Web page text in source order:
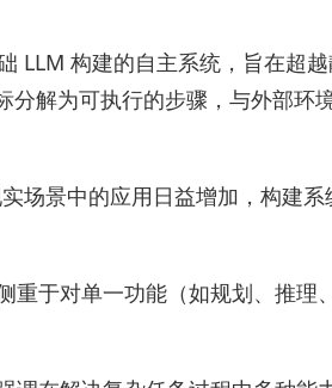
LLM 构建的自主系统，旨在超
分解为可执行的步骤，与外部环
场景中的应用日益增加，构建
重于对单一功能（如规划、推理